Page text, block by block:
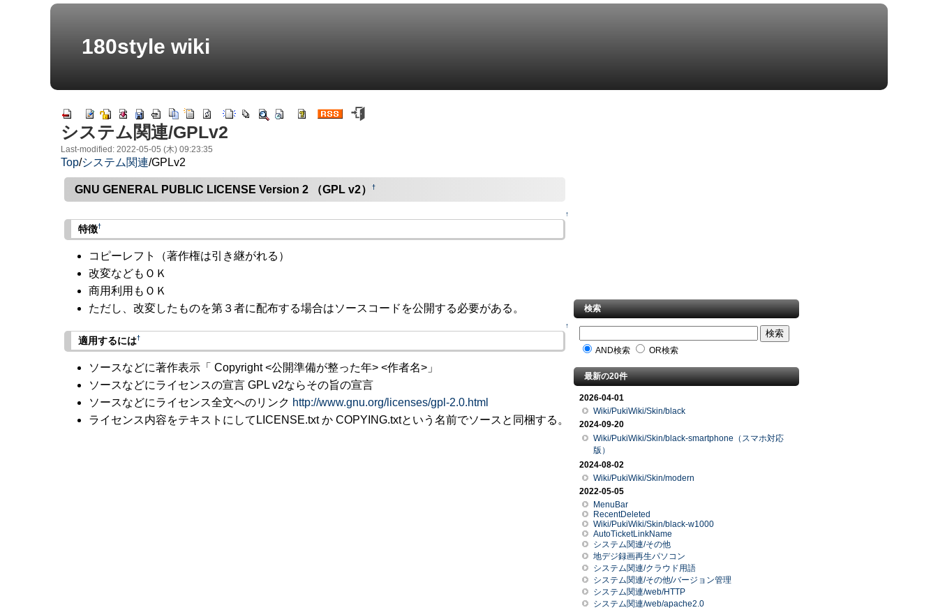
180style wiki
システム関連/GPLv2
Last-modified: 2022-05-05 (木) 09:23:35
Top/システム関連/GPLv2
GNU GENERAL PUBLIC LICENSE Version 2 （GPL v2） †
↑
特徴†
コピーレフト（著作権は引き継がれる）
改変などもＯＫ
商用利用もＯＫ
ただし、改変したものを第３者に配布する場合はソースコードを公開する必要がある。
↑
適用するには†
ソースなどに著作表示「 Copyright <公開準備が整った年> <作者名>」
ソースなどにライセンスの宣言 GPL v2ならその旨の宣言
ソースなどにライセンス全文へのリンク http://www.gnu.org/licenses/gpl-2.0.html
ライセンス内容をテキストにしてLICENSE.txt か COPYING.txtという名前でソースと同梱する。
検索
AND検索 OR検索
最新の20件
2026-04-01
Wiki/PukiWiki/Skin/black
2024-09-20
Wiki/PukiWiki/Skin/black-smartphone（スマホ対応
版）
2024-08-02
Wiki/PukiWiki/Skin/modern
2022-05-05
MenuBar
RecentDeleted
Wiki/PukiWiki/Skin/black-w1000
AutoTicketLinkName
システム関連/その他
地デジ録画再生パソコン
システム関連/クラウド用語
システム関連/その他/バージョン管理
システム関連/web/HTTP
システム関連/web/apache2.0